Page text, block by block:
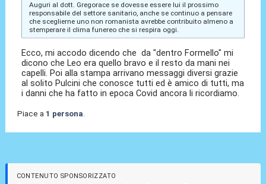
Auguri al dott. Gregorace se dovesse essere lui il prossimo
responsabile del settore sanitario, anche se continuo a pensare
che sceglierne uno non romanista avrebbe contribuito almeno a
stemperare il clima funereo che si respira oggi.
Ecco, mi accodo dicendo che da "dentro Formello" mi
dicono che Leo era quello bravo e il resto da mani nei
capelli. Poi alla stampa arrivano messaggi diversi grazie
al solito Pulcini che conosce tutti ed è amico di tutti, ma
i danni che ha fatto in epoca Covid ancora li ricordiamo.
Piace a 1 persona.
CONTENUTO SPONSORIZZATO